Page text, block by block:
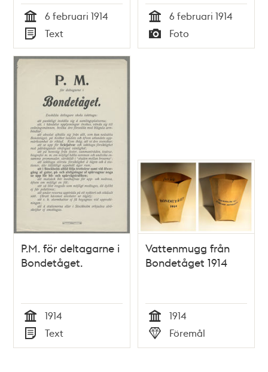
Tid
6 februari 1914
Typ
Text Tid
6 februari 1914
Typ
Foto
P.M. för deltagarne i
Bondetåget.
Tid
1914
Typ
Text
Vattenmugg från
Bondetåget 1914
Tid
1914
Typ
Föremål